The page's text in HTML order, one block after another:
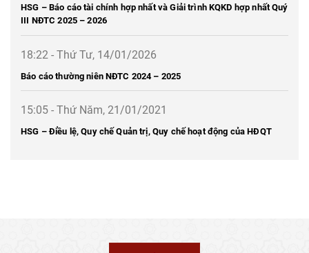
HSG – Báo cáo tài chính hợp nhất và Giải trình KQKD hợp nhất Quý
III NĐTC 2025 – 2026
18:22 - Thứ Tư, 14/01/2026
Báo cáo thường niên NĐTC 2024 – 2025
15:05 - Thứ Năm, 21/01/2021
HSG – Điều lệ, Quy chế Quản trị, Quy chế hoạt động của HĐQT